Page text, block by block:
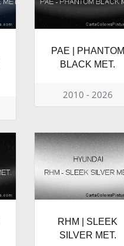
PAE | PHANTOM
BLACK MET.
2010 - 2026
RHM | SLEEK
SILVER MET.